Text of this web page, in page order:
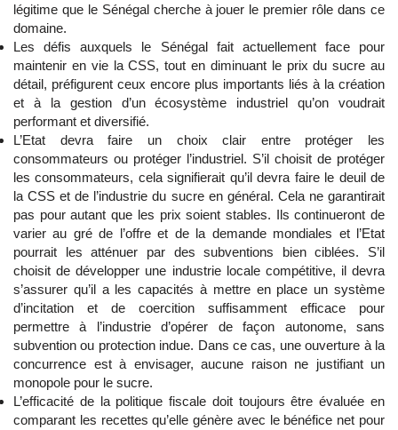
légitime que le Sénégal cherche à jouer le premier rôle dans ce
domaine.
Les défis auxquels le Sénégal fait actuellement face pour
maintenir en vie la CSS, tout en diminuant le prix du sucre au
détail, préfigurent ceux encore plus importants liés à la création
et à la gestion d’un écosystème industriel qu’on voudrait
performant et diversifié.
L’Etat devra faire un choix clair entre protéger les
consommateurs ou protéger l’industriel. S’il choisit de protéger
les consommateurs, cela signifierait qu’il devra faire le deuil de
la CSS et de l’industrie du sucre en général. Cela ne garantirait
pas pour autant que les prix soient stables. Ils continueront de
varier au gré de l’offre et de la demande mondiales et l’Etat
pourrait les atténuer par des subventions bien ciblées. S’il
choisit de développer une industrie locale compétitive, il devra
s’assurer qu’il a les capacités à mettre en place un système
d’incitation et de coercition suffisamment efficace pour
permettre à l’industrie d’opérer de façon autonome, sans
subvention ou protection indue. Dans ce cas, une ouverture à la
concurrence est à envisager, aucune raison ne justifiant un
monopole pour le sucre.
L’efficacité de la politique fiscale doit toujours être évaluée en
comparant les recettes qu’elle génère avec le bénéfice net pour